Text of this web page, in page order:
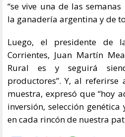
“se vive una de las
la ganadería argentina y de
Luego, el presidente de
Corrientes, Juan Martín
Rural es y seguirá
productores”. Y, al
muestra, expresó que “hoy
inversión, selección
en cada rincón de nuestra